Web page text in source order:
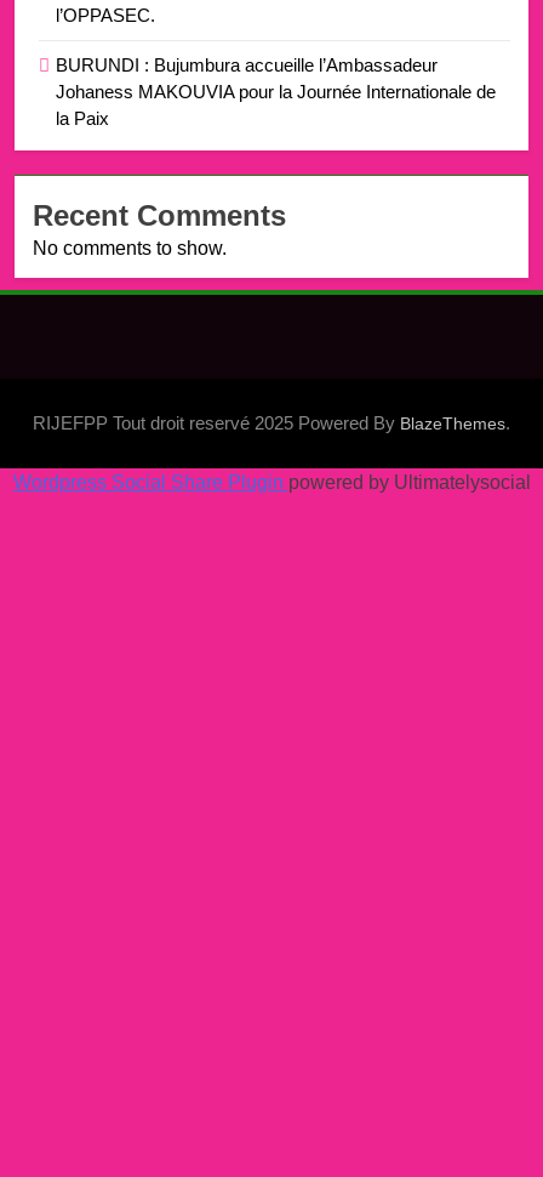
l’OPPASEC.
BURUNDI : Bujumbura accueille l’Ambassadeur
Johaness MAKOUVIA pour la Journée Internationale de
la Paix
Recent Comments
No comments to show.
RIJEFPP Tout droit reservé 2025 Powered By BlazeThemes.
Wordpress Social Share Plugin powered by Ultimatelysocial